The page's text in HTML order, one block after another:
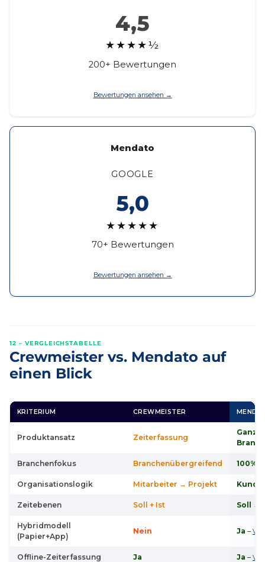
4,5
★★★★½
200+ Bewertungen
Bewertungen ansehen →
Mendato
GOOGLE
5,0
★★★★★
70+ Bewertungen
Bewertungen ansehen →
12 – VERGLEICHSTABELLE
Crewmeister vs. Mendato auf
einen Blick
KRITERIUM CREWMEISTER
Produktansatz Zeiterfassung
Branchenfokus Branchenübergreifend 100%
Organisationslogik Mitarbeiter → Projekt
Zeitebenen Soll + Ist Soll →
Hybridmodell
(Papier+App)
Nein Ja –
Offline-Zeiterfassung Ja Ja –